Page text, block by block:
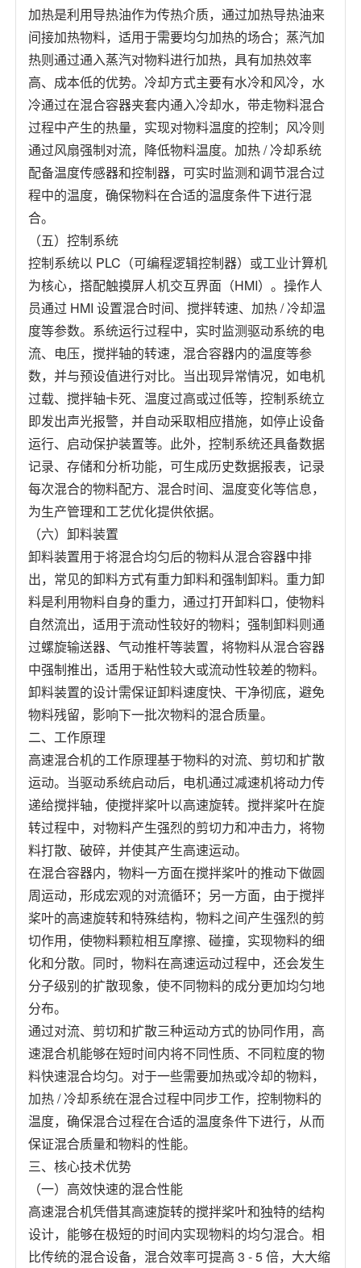
加热是利用导热油作为传热介质，通过加热导热油来
间接加热物料，适用于需要均匀加热的场合；蒸汽加
热则通过通入蒸汽对物料进行加热，具有加热效率
高、成本低的优势。冷却方式主要有水冷和风冷，水
冷通过在混合容器夹套内通入冷却水，带走物料混合
过程中产生的热量，实现对物料温度的控制；风冷则
通过风扇强制对流，降低物料温度。加热 / 冷却系统
配备温度传感器和控制器，可实时监测和调节混合过
程中的温度，确保物料在合适的温度条件下进行混
合。
（五）控制系统
控制系统以 PLC（可编程逻辑控制器）或工业计算机
为核心，搭配触摸屏人机交互界面（HMI）。操作人
员通过 HMI 设置混合时间、搅拌转速、加热 / 冷却温
度等参数。系统运行过程中，实时监测驱动系统的电
流、电压，搅拌轴的转速，混合容器内的温度等参
数，并与预设值进行对比。当出现异常情况，如电机
过载、搅拌轴卡死、温度过高或过低等，控制系统立
即发出声光报警，并自动采取相应措施，如停止设备
运行、启动保护装置等。此外，控制系统还具备数据
记录、存储和分析功能，可生成历史数据报表，记录
每次混合的物料配方、混合时间、温度变化等信息，
为生产管理和工艺优化提供依据。
（六）卸料装置
卸料装置用于将混合均匀后的物料从混合容器中排
出，常见的卸料方式有重力卸料和强制卸料。重力卸
料是利用物料自身的重力，通过打开卸料口，使物料
自然流出，适用于流动性较好的物料；强制卸料则通
过螺旋输送器、气动推杆等装置，将物料从混合容器
中强制推出，适用于粘性较大或流动性较差的物料。
卸料装置的设计需保证卸料速度快、干净彻底，避免
物料残留，影响下一批次物料的混合质量。
二、工作原理
高速混合机的工作原理基于物料的对流、剪切和扩散
运动。当驱动系统启动后，电机通过减速机将动力传
递给搅拌轴，使搅拌桨叶以高速旋转。搅拌桨叶在旋
转过程中，对物料产生强烈的剪切力和冲击力，将物
料打散、破碎，并使其产生高速运动。
在混合容器内，物料一方面在搅拌桨叶的推动下做圆
周运动，形成宏观的对流循环；另一方面，由于搅拌
桨叶的高速旋转和特殊结构，物料之间产生强烈的剪
切作用，使物料颗粒相互摩擦、碰撞，实现物料的细
化和分散。同时，物料在高速运动过程中，还会发生
分子级别的扩散现象，使不同物料的成分更加均匀地
分布。
通过对流、剪切和扩散三种运动方式的协同作用，高
速混合机能够在短时间内将不同性质、不同粒度的物
料快速混合均匀。对于一些需要加热或冷却的物料，
加热 / 冷却系统在混合过程中同步工作，控制物料的
温度，确保混合过程在合适的温度条件下进行，从而
保证混合质量和物料的性能。
三、核心技术优势
（一）高效快速的混合性能
高速混合机凭借其高速旋转的搅拌桨叶和独特的结构
设计，能够在极短的时间内实现物料的均匀混合。相
比传统的混合设备，混合效率可提高 3 - 5 倍，大大缩